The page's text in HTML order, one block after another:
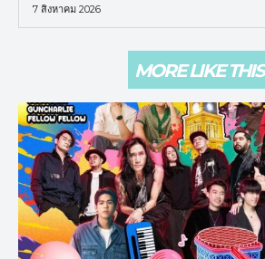
7 สิงหาคม 2026
MORE LIKE THIS